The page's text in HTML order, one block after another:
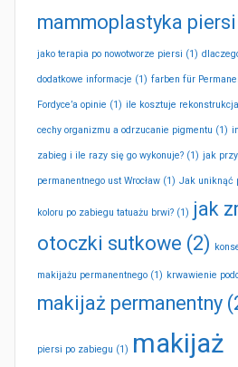
mammoplastyka piersi
jako terapia po nowotworze piersi (1)
dodatkowe informacje (1) farben für
Fordyce’a opinie (1) ile kosztuje
cechy organizmu a odrzucanie pigmentu (1)
zabieg i ile razy się go wykonuje? (1) jak
permanentnego ust Wrocław (1) Jak uniknąć
koloru po zabiegu tatuażu brwi? (1) jak
otoczki sutkowe (2)
makijażu permanentnego (1) krwawienie
makijaż permanentny
piersi po zabiegu (1) makijaż